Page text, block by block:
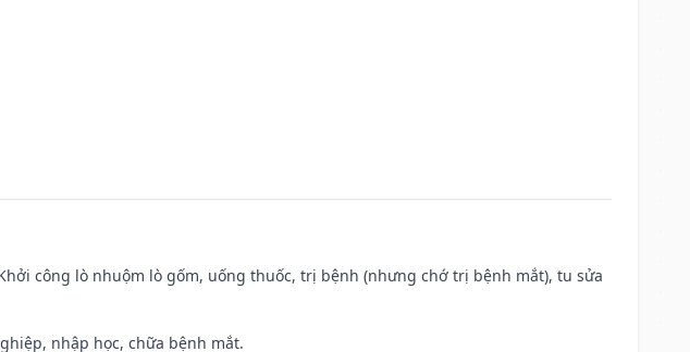
công lò nhuộm lò gốm, uống thuốc, trị bệnh (nhưng chớ trị bệnh mắt), tu sửa
nhập học, chữa bệnh mắt.